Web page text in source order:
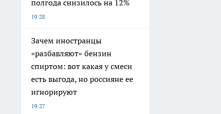
полгода снизилось на 12%
19:28
Зачем иностранцы
«разбавляют» бензин
спиртом: вот какая у смеси
есть выгода, но россияне ее
игнорируют
19:27